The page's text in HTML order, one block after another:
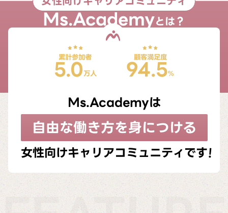
Ms.Academyとは？
累計参加者
5.0 顧客満足度
94.5
Ms.Academyは
自由な働き方を身につける
女性向けキャリアコミュニティです